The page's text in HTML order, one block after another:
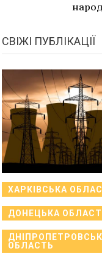
СВІЖІ ПУБЛІКАЦІЇ
ХАРКІВСЬКА
ДОНЕЦЬКА
ОБЛАСТЬ